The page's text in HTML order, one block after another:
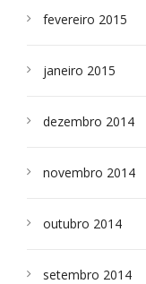
fevereiro 2015
janeiro 2015
dezembro 2014
novembro 2014
outubro 2014
setembro 2014